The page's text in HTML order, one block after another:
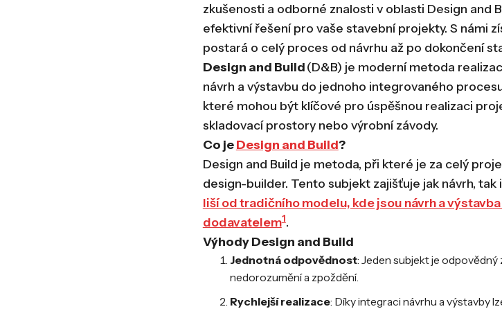
zkušenosti a odborné znalosti v oblasti Design and
efektivní řešení pro vaše stavební projekty. S námi
postará o celý proces od návrhu až po dokončení
Design and Build(D&B) je moderní metoda
návrh a výstavbu do jednoho integrovaného
které mohou být klíčové pro úspěšnou realizaci
skladovací prostory nebo výrobní závody.
Co jeDesign and Build?
Design and Build je metoda, při které je za celý
design-builder. Tento subjekt zajišťuje jak návrh, tak
liší od tradičního modelu, kde jsou návrh a
dodavatelem1.
Výhody Design and Build
Jednotná odpovědnost: Jeden subjekt je
nedorozumění a zpoždění.
Rychlejší realizace: Díky integraci návrhu a výstavby